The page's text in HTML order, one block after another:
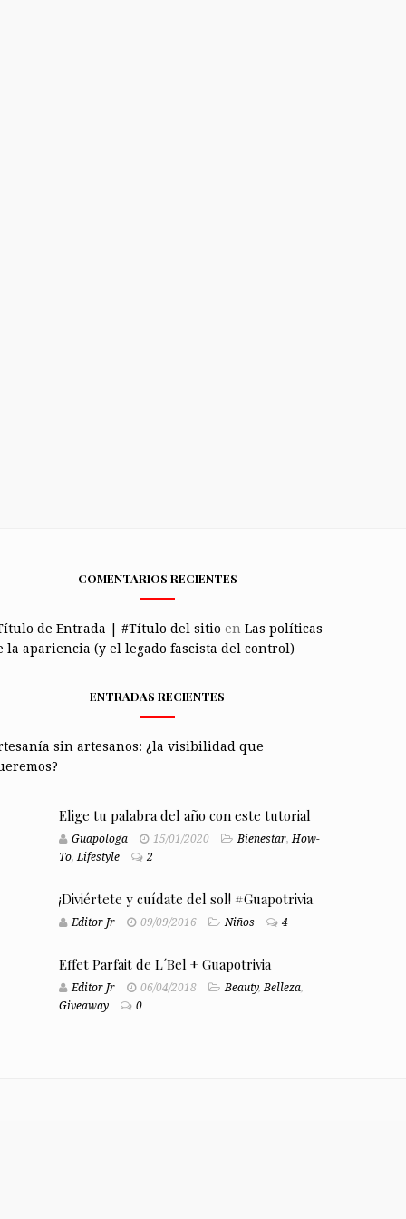
COMENTARIOS RECIENTES
de Entrada | #Título del sitio en Las políticas
la apariencia (y el legado fascista del control)
ENTRADAS RECIENTES
sin artesanos: ¿la visibilidad que
Elige tu palabra del año con este tutorial
Guapologa 15/01/2020 Bienestar,How-
To,Lifestyle 2
¡Diviértete y cuídate del sol! #Guapotrivia
Editor Jr 09/09/2016 Niños 4
Effet Parfait de L´Bel + Guapotrivia
Editor Jr 06/04/2018 Beauty,Belleza,
Giveaway
0